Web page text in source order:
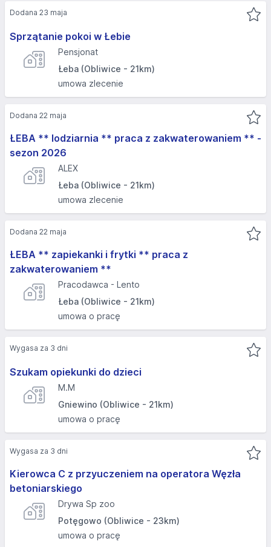
Sprzątanie pokoi w Łebie
Pensjonat
Łeba (Obliwice - 21km)
umowa zlecenie
Dodana 23 maja
ŁEBA ** lodziarnia ** praca z zakwaterowaniem ** -
sezon 2026
ALEX
Łeba (Obliwice - 21km)
umowa zlecenie
Dodana 22 maja
ŁEBA ** zapiekanki i frytki ** praca z
zakwaterowaniem **
Pracodawca - Lento
Łeba (Obliwice - 21km)
umowa o pracę
Dodana 22 maja
Szukam opiekunki do dzieci
M.M
Gniewino (Obliwice - 21km)
umowa o pracę
Wygasa za 3 dni
Kierowca C z przyuczeniem na operatora Węzła
betoniarskiego
Drywa Sp zoo
Potęgowo (Obliwice - 23km)
umowa o pracę
Wygasa za 3 dni